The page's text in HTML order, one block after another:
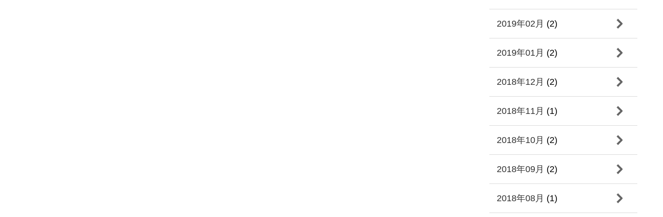
2019年02月 (2)
2019年01月 (2)
2018年12月 (2)
2018年11月 (1)
2018年10月 (2)
2018年09月 (2)
2018年08月 (1)